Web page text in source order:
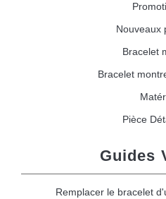
Nouveaux
Bracelet
Bracelet
Pièce
Guides
Remplacer le bracelet